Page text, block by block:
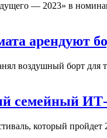
— 2023» в
арендуют
воздушный борт для
семейный
который пройдет